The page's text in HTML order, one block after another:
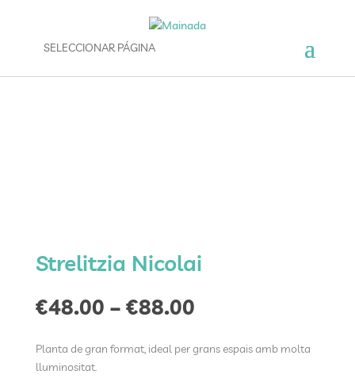
SELECCIONAR PÁGINA
Strelitzia Nicolai
€48.00 – €88.00Price
€48.00
through
Planta de gran format, ideal per grans espais amb molta
lluminositat.